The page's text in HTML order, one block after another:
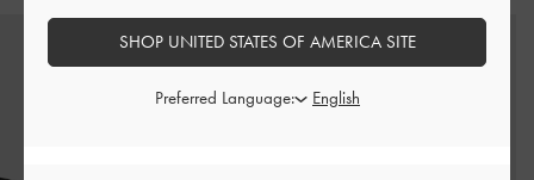
SHOP UNITED STATES OF AMERICA SITE
Preferred Language: